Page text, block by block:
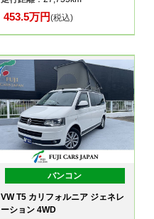
453.5万円(税込)
バンコン
VW T5 カリフォルニア ジェネレ
ーション 4WD